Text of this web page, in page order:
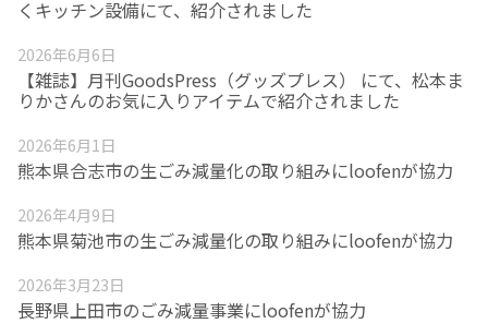
くキッチン設備にて、紹介されました
2026年6月6日
【雑誌】月刊GoodsPress（グッズプレス） にて、松本ま
りかさんのお気に入りアイテムで紹介されました
2026年6月1日
熊本県合志市の生ごみ減量化の取り組みにloofenが協力
2026年4月9日
熊本県菊池市の生ごみ減量化の取り組みにloofenが協力
2026年3月23日
長野県上田市のごみ減量事業にloofenが協力